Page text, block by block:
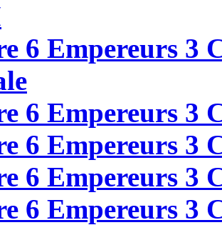
6 Empereurs 3
6 Empereurs 3
6 Empereurs 3
6 Empereurs 3
6 Empereurs 3